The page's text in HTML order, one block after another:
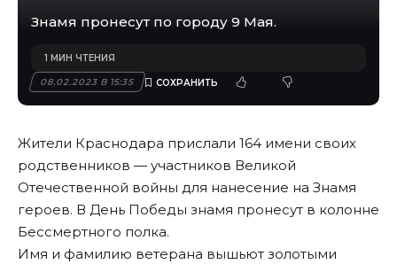
Знамя пронесут по городу 9 Мая.
08.02.2023 В 15:35
1 МИН ЧТЕНИЯ
Жители Краснодара прислали 164 имени своих
родственников — участников Великой
Отечественной войны для нанесение на Знамя
героев. В День Победы знамя пронесут в колонне
Бессмертного полка.
Имя и фамилию ветерана вышьют золотыми